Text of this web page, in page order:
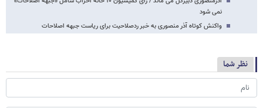
نمی شود
واکنش کوتاه آذر منصوری به خبر ردصلاحیت برای ریاست جبهه اصلاحات
نظر شما